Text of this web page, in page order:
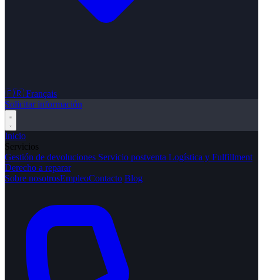
🇫🇷 Français
Solicitar información
Inicio
Servicios
Gestión de devoluciones Servicio postventa Logística y Fulfillment
Derecho a reparar
Sobre nosotrosEmpleoContacto Blog